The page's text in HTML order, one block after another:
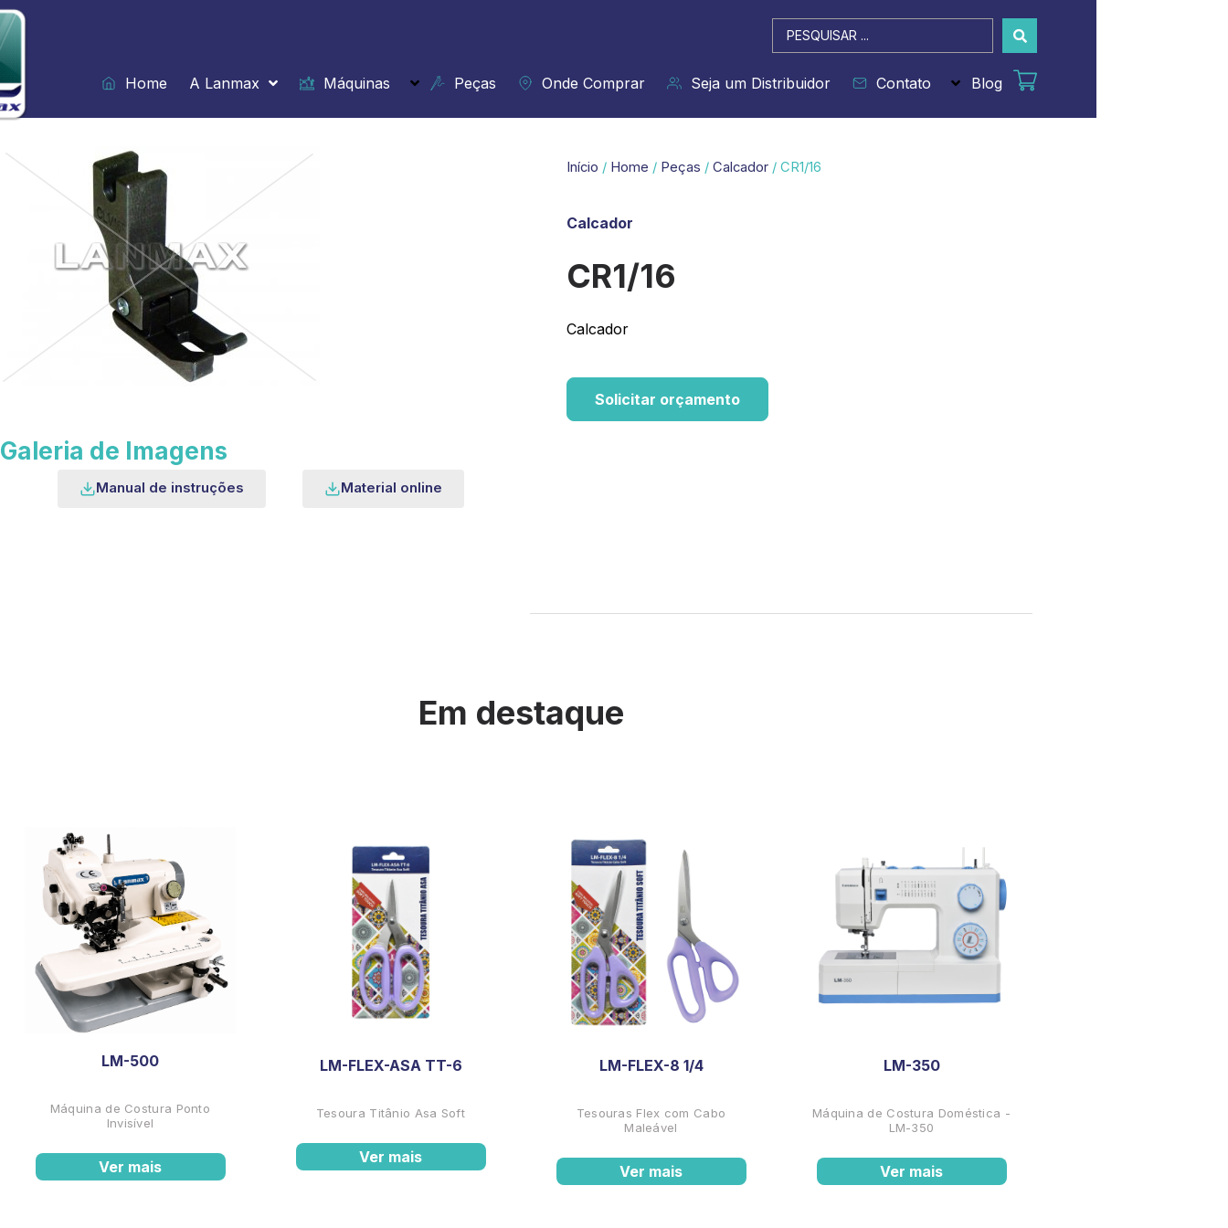
Ir
para
o
conteúdo
Pesquisar
...
Home
A Lanmax Máquinas Peças Onde Comprar Seja um Distribuidor Contato Blog
Galeria de Imagens
Manual de instruções Material online
Início / Home / Peças / Calcador / CR1/16
Calcador
CR1/16
Calcador
Solicitar orçamento
Em destaque
LM-500
Máquina de Costura Ponto
Invisível
Ver mais
LM-FLEX-ASA TT-6
Tesoura Titânio Asa Soft
Ver mais
LM-FLEX-8 1/4
Tesouras Flex com Cabo
Maleável
Ver mais
LM-350
Máquina de Costura Doméstica -
LM-350
Ver mais